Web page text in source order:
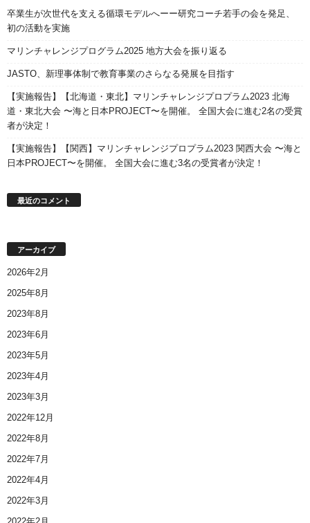
卒業生が次世代を支える循環モデルへーー研究コーチ若手の会を発足、
初の活動を実施
マリンチャレンジプログラム2025 地方大会を振り返る
JASTO、新理事体制で教育事業のさらなる発展を目指す
【実施報告】【北海道・東北】マリンチャレンジプロプラム2023 北海
道・東北大会 〜海と日本PROJECT〜を開催。 全国大会に進む2名の受賞
者が決定！
【実施報告】【関西】マリンチャレンジプロプラム2023 関西大会 〜海と
日本PROJECT〜を開催。 全国大会に進む3名の受賞者が決定！
最近のコメント
アーカイブ
2026年2月
2025年8月
2023年8月
2023年6月
2023年5月
2023年4月
2023年3月
2022年12月
2022年8月
2022年7月
2022年4月
2022年3月